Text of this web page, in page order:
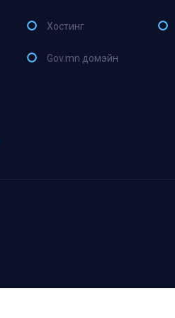
Хостинг
Gov.mn домэйн